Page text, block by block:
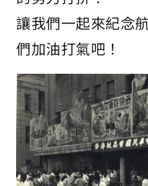
讓我們一起來紀念
們加油打氣吧！